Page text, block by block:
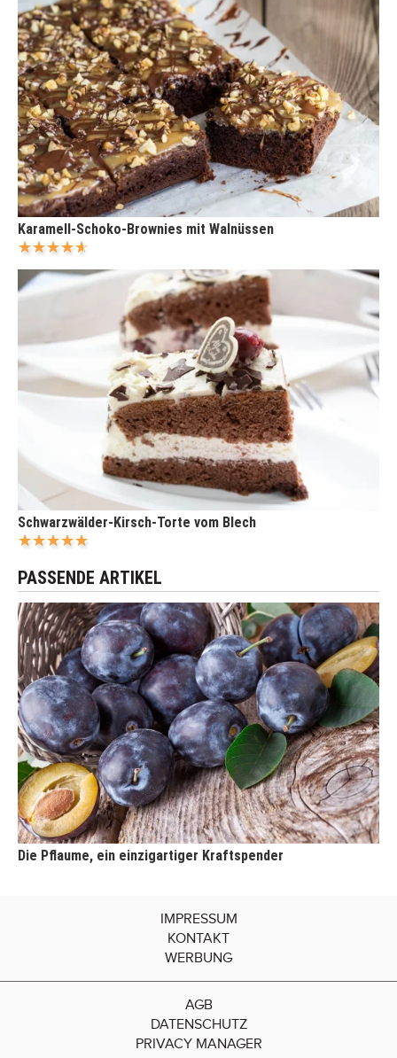
Karamell-Schoko-Brownies mit Walnüssen
Schwarzwälder-Kirsch-Torte vom Blech
PASSENDE ARTIKEL
Die Pflaume, ein einzigartiger Kraftspender
IMPRESSUM
KONTAKT
WERBUNG
AGB
DATENSCHUTZ
PRIVACY MANAGER